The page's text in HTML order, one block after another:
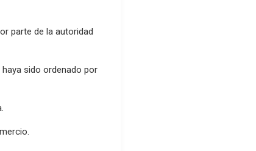
parte de la autoridad
sido ordenado por